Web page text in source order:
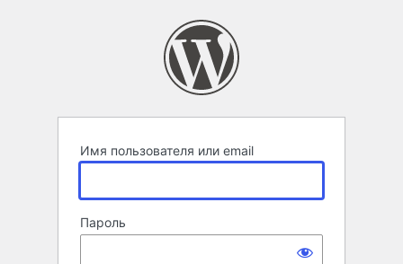
Имя пользователя или email
Пароль